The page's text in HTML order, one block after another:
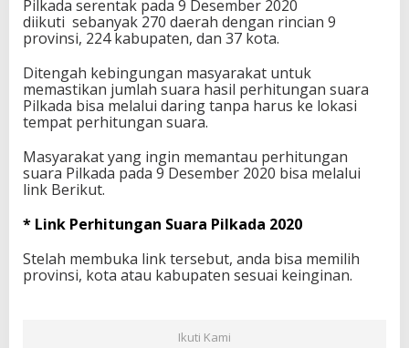
a
n
S
a
r
a
P
l
k
a
2
0
2
Pilkada serentak pada 9 Desember 2020
diikuti sebanyak 270 daerah dengan rincian 9
provinsi, 224 kabupaten, dan 37 kota.
Ditengah kebingungan masyarakat untuk
memastikan jumlah suara hasil perhitungan suara
Pilkada bisa melalui daring tanpa harus ke lokasi
tempat perhitungan suara.
Masyarakat yang ingin memantau perhitungan
suara Pilkada pada 9 Desember 2020 bisa melalui
link Berikut.
* Link Perhitungan Suara Pilkada 2020
Stelah membuka link tersebut, anda bisa memilih
provinsi, kota atau kabupaten sesuai keinginan.
Ikuti Kami